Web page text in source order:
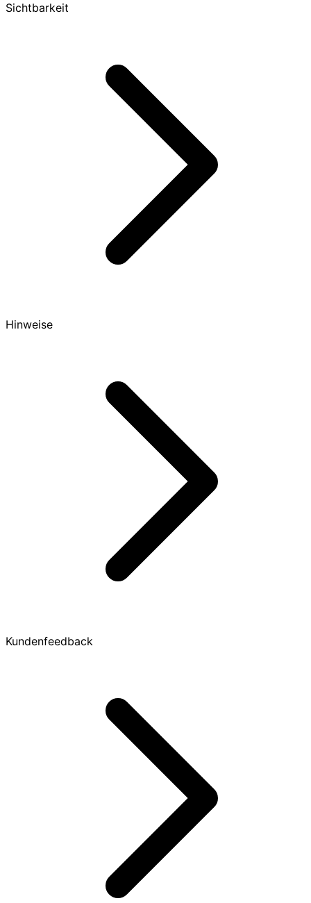
Sichtbarkeit
Hinweise
Kundenfeedback